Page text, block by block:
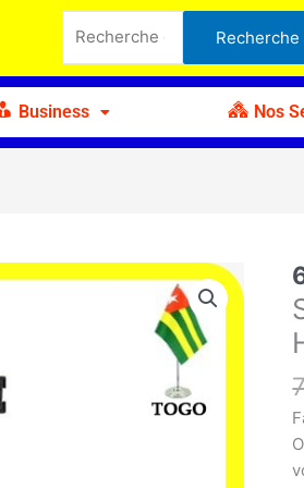
pour :
Recherche
Business Nos